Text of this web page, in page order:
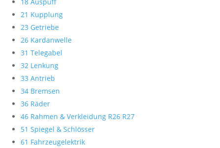
21 Kupplung
23 Getriebe
26 Kardanwelle
31 Telegabel
32 Lenkung
33 Antrieb
34 Bremsen
36 Räder
46 Rahmen & Verkleidung R26 R27
51 Spiegel & Schlösser
61 Fahrzeugelektrik